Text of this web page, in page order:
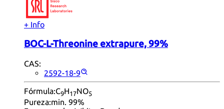
+ Info
BOC-L-Threonine extrapure, 99%
CAS:
2592-18-9
Fórmula:C9H17NO5
Pureza:min. 99%